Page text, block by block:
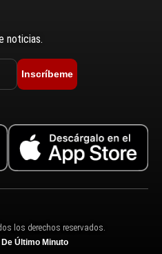
noticias.
Inscríbeme
los derechos reservados.
Último Minuto